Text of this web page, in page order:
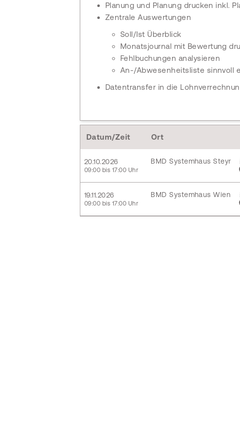
Planung und Planung drucken inkl.
Zentrale Auswertungen
Soll/Ist Überblick
Monatsjournal mit Bewertung
Fehlbuchungen analysieren
An-/Abwesenheitsliste sinnvoll
Datentransfer in die
Datum/Zeit Ort
20.10.2026
09:00 bis 17:00 Uhr
BMD Systemhaus Steyr
19.11.2026
09:00 bis 17:00 Uhr
BMD Systemhaus Wien